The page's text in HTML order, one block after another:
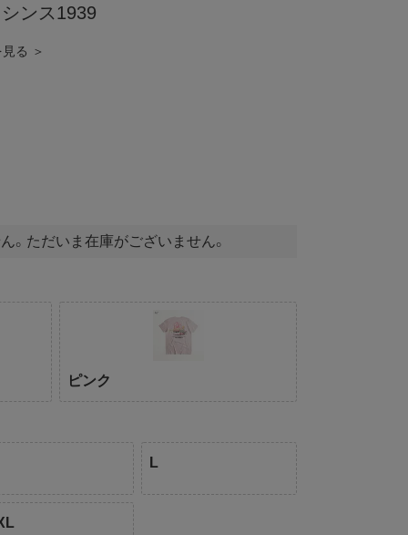
ンス1939
る ＞
。ただいま在庫がございません。
ピンク
L